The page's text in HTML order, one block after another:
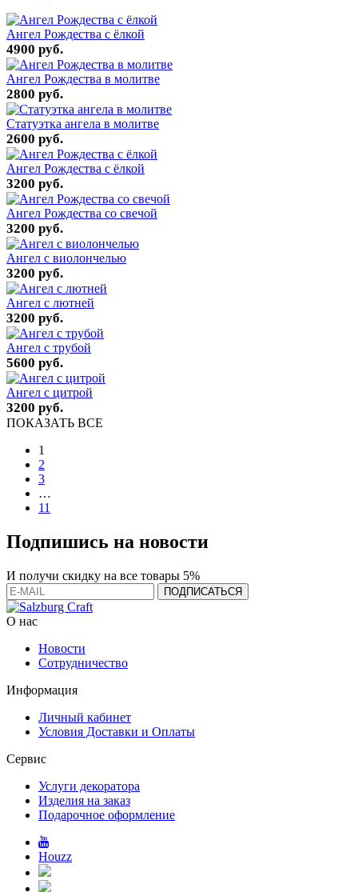
Ангел Рождества с ёлкой
4900 руб.
Ангел Рождества в молитве
2800 руб.
Статуэтка ангела в молитве
2600 руб.
Ангел Рождества с ёлкой
3200 руб.
Ангел Рождества со свечой
3200 руб.
Ангел с виолончелью
3200 руб.
Ангел с лютней
3200 руб.
Ангел с трубой
5600 руб.
Ангел с цитрой
3200 руб.
ПОКАЗАТЬ ВСЕ
1
2
3
…
11
Подпишись на новости
И получи скидку на все товары 5%
О нас
Новости
Сотрудничество
Информация
Личный кабинет
Условия Доставки и Оплаты
Сервис
Услуги декоратора
Изделия на заказ
Подарочное оформление
Houzz